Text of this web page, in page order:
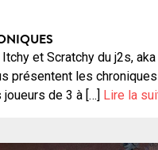
et Scratchy du j2s,
présentent les
de 3 à […] Lire la